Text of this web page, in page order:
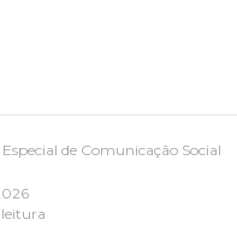
Especial de Comunicação Social